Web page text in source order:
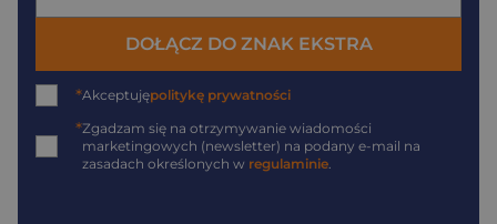
DOŁĄCZ DO ZNAK EKSTRA
*Akceptujępolitykę prywatności
*Zgadzam się na otrzymywanie wiadomości
marketingowych (newsletter) na podany e-mail na
zasadach określonych w regulaminie.